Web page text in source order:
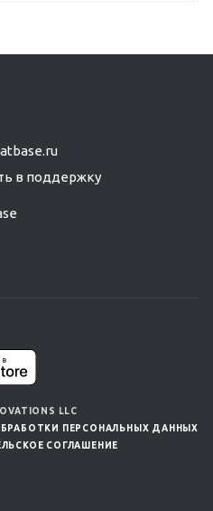
в поддержку
LLC
ПЕРСОНАЛЬНЫХ ДАННЫХ
СОГЛАШЕНИЕ